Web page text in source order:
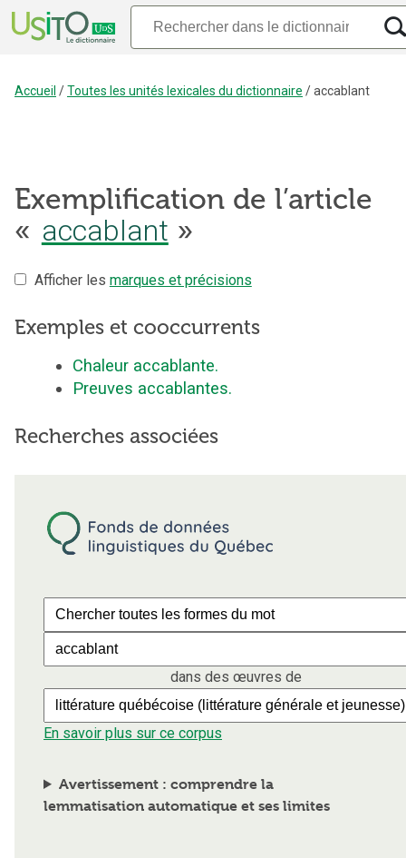
Accueil /Toutes les unités lexicales du dictionnaire /accablant
Exemplification de l’article
« accablant »
Afficher les marques et précisions
Exemples et cooccurrents
Chaleur accablante.
Preuves accablantes.
Recherches associées
dans des œuvres de
En savoir plus sur ce corpus
Avertissement : comprendre la
lemmatisation automatique et ses limites